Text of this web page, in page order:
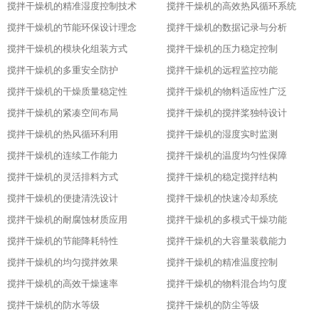
搅拌干燥机的精准湿度控制技术
搅拌干燥机的高效热风循环系统
搅拌干燥机的节能环保设计理念
搅拌干燥机的数据记录与分析
搅拌干燥机的模块化组装方式
搅拌干燥机的压力稳定控制
搅拌干燥机的多重安全防护
搅拌干燥机的远程监控功能
搅拌干燥机的干燥质量稳定性
搅拌干燥机的物料适应性广泛
搅拌干燥机的紧凑空间布局
搅拌干燥机的搅拌桨独特设计
搅拌干燥机的热风循环利用
搅拌干燥机的湿度实时监测
搅拌干燥机的连续工作能力
搅拌干燥机的温度均匀性保障
搅拌干燥机的灵活排料方式
搅拌干燥机的稳定搅拌结构
搅拌干燥机的便捷清洗设计
搅拌干燥机的快速冷却系统
搅拌干燥机的耐腐蚀材质应用
搅拌干燥机的多模式干燥功能
搅拌干燥机的节能降耗特性
搅拌干燥机的大容量装载能力
搅拌干燥机的均匀搅拌效果
搅拌干燥机的精准温度控制
搅拌干燥机的高效干燥速率
搅拌干燥机的物料混合均匀度
搅拌干燥机的防水等级
搅拌干燥机的防尘等级